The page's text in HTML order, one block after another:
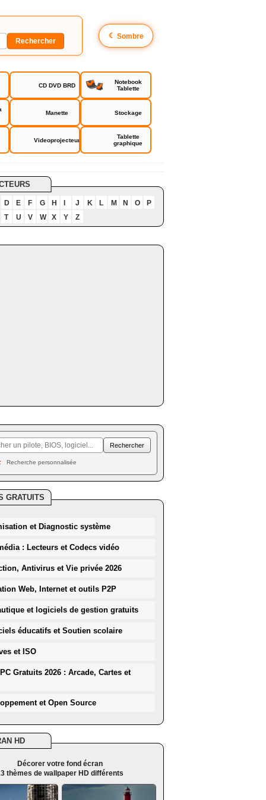
☾ Sombre
CD DVD BRD
Notebook
Tablette
Manette Stockage
Videoprojecteur
Tablette
graphique
D E F G H J K L M N O
P
T
U V W X Y Z
Recherche personnalisée
GRATUITS
et Diagnostic système
: Lecteurs et Codecs vidéo
Antivirus et Vie privée 2026
Web, Internet et outils P2P
et logiciels de gestion gratuits
éducatifs et Soutien scolaire
et ISO
Gratuits 2026 : Arcade, Cartes et
et Open Source
HD
Décorer votre fond écran
thèmes de wallpaper HD différents